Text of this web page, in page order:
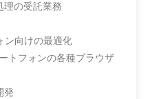
理の受託業務
ン向けの最適化
トフォンの各種ブラウザ
発